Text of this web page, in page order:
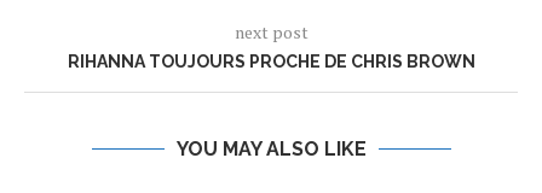
next post
RIHANNA TOUJOURS PROCHE DE CHRIS BROWN
YOU MAY ALSO LIKE